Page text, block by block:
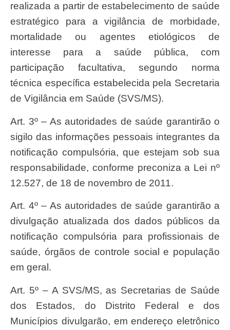
realizada a partir de estabelecimento de saúde
estratégico para a vigilância de morbidade,
mortalidade ou agentes etiológicos de
interesse para a saúde pública, com
participação facultativa, segundo norma
técnica específica estabelecida pela Secretaria
de Vigilância em Saúde (SVS/MS).
Art. 3º – As autoridades de saúde garantirão o
sigilo das informações pessoais integrantes da
notificação compulsória, que estejam sob sua
responsabilidade, conforme preconiza a Lei nº
12.527, de 18 de novembro de 2011.
Art. 4º – As autoridades de saúde garantirão a
divulgação atualizada dos dados públicos da
notificação compulsória para profissionais de
saúde, órgãos de controle social e população
em geral.
Art. 5º – A SVS/MS, as Secretarias de Saúde
dos Estados, do Distrito Federal e dos
Municípios divulgarão, em endereço eletrônico